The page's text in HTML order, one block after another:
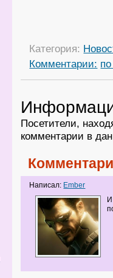
Категория:
Комментарии:
Посетители,
комментарии в
Написал: Ember